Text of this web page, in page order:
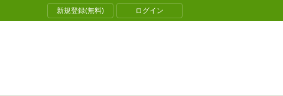
新規登録(無料) ログイン